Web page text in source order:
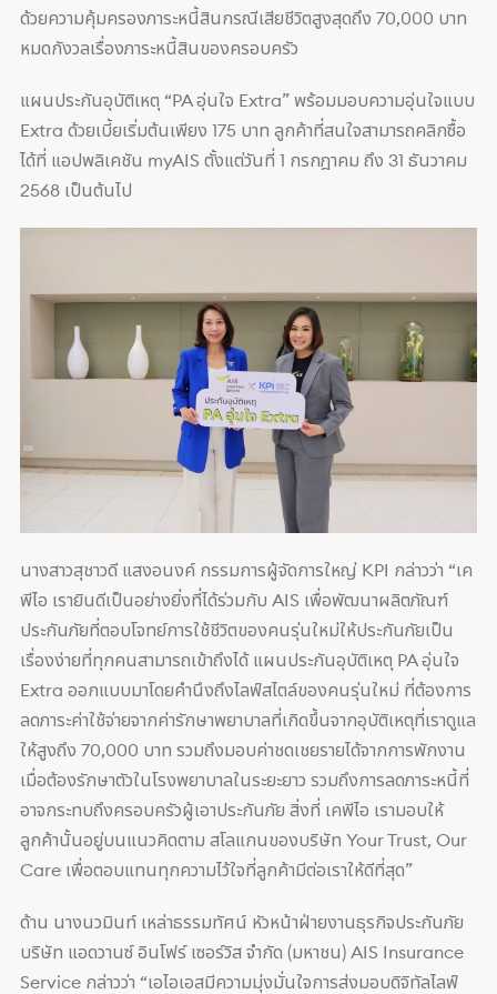
ด้วยความคุ้มครองภาระหนี้สินกรณีเสียชีวิตสูงสุดถึง 70,000 บาท
หมดกังวลเรื่องภาระหนี้สินของครอบครัว
แผนประกันอุบัติเหตุ “PA อุ่นใจ Extra” พร้อมมอบความอุ่นใจแบบ
Extra ด้วยเบี้ยเริ่มต้นเพียง 175 บาท ลูกค้าที่สนใจสามารถคลิกซื้อ
ได้ที่ แอปพลิเคชัน myAIS ตั้งแต่วันที่ 1 กรกฎาคม ถึง 31 ธันวาคม
2568 เป็นต้นไป
นางสาวสุชาวดี แสงอนงค์ กรรมการผู้จัดการใหญ่ KPI กล่าวว่า “เค
พีไอ เรายินดีเป็นอย่างยิ่งที่ได้ร่วมกับ AIS เพื่อพัฒนาผลิตภัณฑ์
ประกันภัยที่ตอบโจทย์การใช้ชีวิตของคนรุ่นใหม่ให้ประกันภัยเป็น
เรื่องง่ายที่ทุกคนสามารถเข้าถึงได้ แผนประกันอุบัติเหตุ PA อุ่นใจ
Extra ออกแบบมาโดยคำนึงถึงไลฟ์สไตล์ของคนรุ่นใหม่ ที่ต้องการ
ลดภาระค่าใช้จ่ายจากค่ารักษาพยาบาลที่เกิดขึ้นจากอุบัติเหตุที่เราดูแล
ให้สูงถึง 70,000 บาท รวมถึงมอบค่าชดเชยรายได้จากการพักงาน
เมื่อต้องรักษาตัวในโรงพยาบาลในระยะยาว รวมถึงการลดภาระหนี้ที่
อาจกระทบถึงครอบครัวผู้เอาประกันภัย สิ่งที่ เคพีไอ เรามอบให้
ลูกค้านั้นอยู่บนแนวคิดตาม สโลแกนของบริษัท Your Trust, Our
Care เพื่อตอบแทนทุกความไว้ใจที่ลูกค้ามีต่อเราให้ดีที่สุด”
ด้าน นางนวมินท์ เหล่าธรรมทัศน์ หัวหน้าฝ่ายงานธุรกิจประกันภัย
บริษัท แอดวานซ์ อินโฟร์ เซอร์วิส จำกัด (มหาชน) AIS Insurance
Service กล่าวว่า “เอไอเอสมีความมุ่งมั่นใจการส่งมอบดิจิทัลไลฟ์